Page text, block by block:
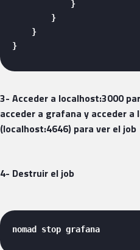
            }
        }
    }
}
3- Acceder a localhost:3000
acceder a grafana y acceder a
(localhost:4646) para ver el job
4- Destruir el job
nomad stop grafana